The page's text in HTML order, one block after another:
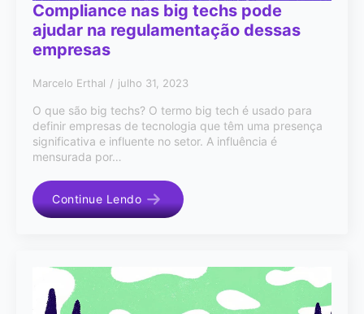
Compliance nas big techs pode
ajudar na regulamentação dessas
empresas
Marcelo Erthal julho 31, 2023
O que são big techs? O termo big tech é usado para
definir empresas de tecnologia que têm uma presença
significativa e influente no setor. A influência é
mensurada por…
Continue Lendo